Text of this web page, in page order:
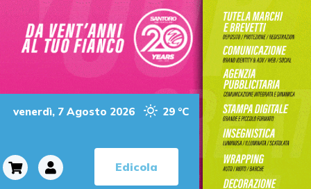
venerdì, 7 Agosto 2026 29 °C
Edicola